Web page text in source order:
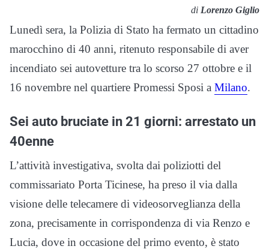
di Lorenzo Giglio
Lunedì sera, la Polizia di Stato ha fermato un cittadino
marocchino di 40 anni, ritenuto responsabile di aver
incendiato sei autovetture tra lo scorso 27 ottobre e il
16 novembre nel quartiere Promessi Sposi a Milano.
Sei auto bruciate in 21 giorni: arrestato un
40enne
L’attività investigativa, svolta dai poliziotti del
commissariato Porta Ticinese, ha preso il via dalla
visione delle telecamere di videosorveglianza della
zona, precisamente in corrispondenza di via Renzo e
Lucia, dove in occasione del primo evento, è stato